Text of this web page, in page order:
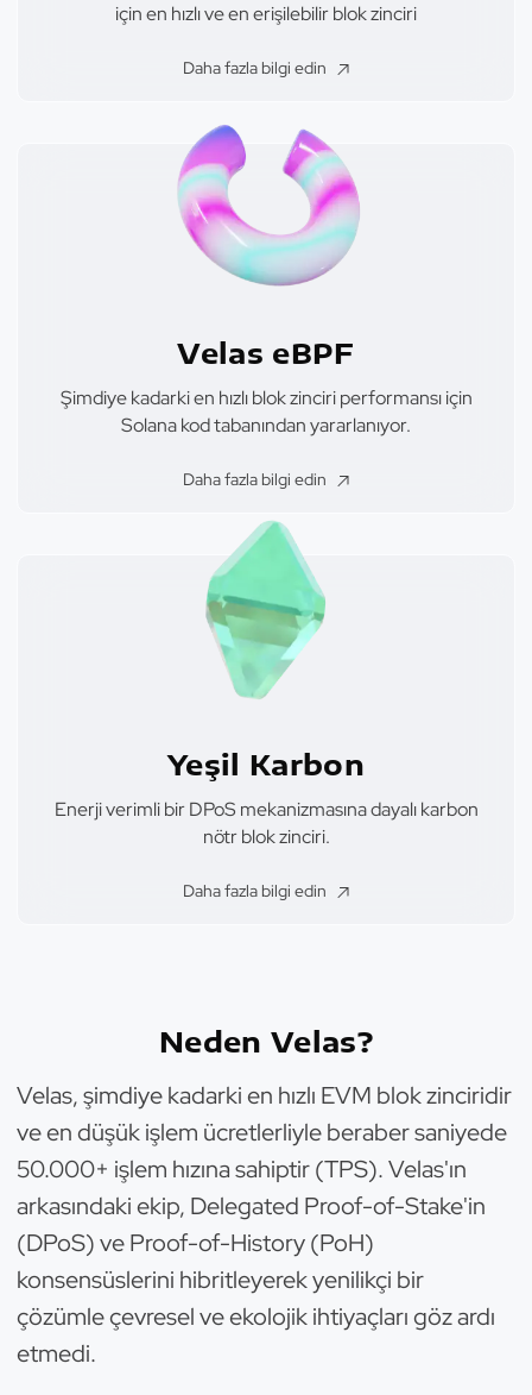
için en hızlı ve en erişilebilir blok zinciri
Daha fazla bilgi edin
Velas eBPF
Şimdiye kadarki en hızlı blok zinciri performansı için
Solana kod tabanından yararlanıyor.
Daha fazla bilgi edin
Yeşil Karbon
Enerji verimli bir DPoS mekanizmasına dayalı karbon
nötr blok zinciri.
Daha fazla bilgi edin
Neden Velas?
Velas, şimdiye kadarki en hızlı EVM blok zinciridir
ve en düşük işlem ücretlerliyle beraber saniyede
50.000+ işlem hızına sahiptir (TPS). Velas'ın
arkasındaki ekip, Delegated Proof-of-Stake'in
(DPoS) ve Proof-of-History (PoH)
konsensüslerini hibritleyerek yenilikçi bir
çözümle çevresel ve ekolojik ihtiyaçları göz ardı
etmedi.